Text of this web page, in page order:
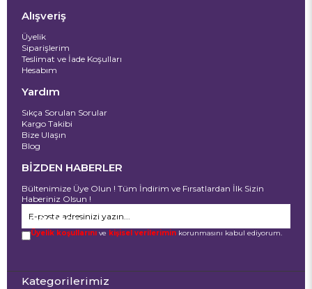
Alışveriş
Üyelik
Siparişlerim
Teslimat ve İade Koşulları
Hesabım
Yardım
Sıkça Sorulan Sorular
Kargo Takibi
Bize Ulaşın
Blog
BİZDEN HABERLER
Bültenimize Üye Olun ! Tüm İndirim ve Fırsatlardan İlk Sizin
Haberiniz Olsun !
GÖNDER
Üyelik koşullarını ve kişisel verilerimin korunmasını kabul ediyorum.
Kategorilerimiz